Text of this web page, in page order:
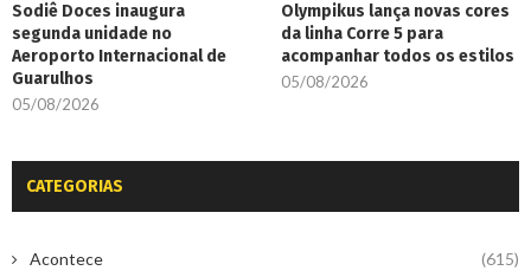
Sodiê Doces inaugura
segunda unidade no
Aeroporto Internacional de
Guarulhos
05/08/2026
Olympikus lança novas cores
da linha Corre 5 para
acompanhar todos os estilos
05/08/2026
CATEGORIAS
Acontece (615)